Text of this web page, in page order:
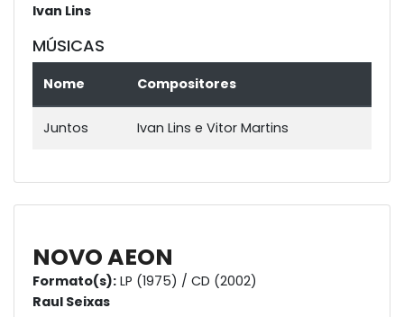
Ivan Lins
MÚSICAS
Nome Compositores
Juntos Ivan Lins e Vitor Martins
NOVO AEON
Formato(s): LP (1975) / CD (2002)
Raul Seixas